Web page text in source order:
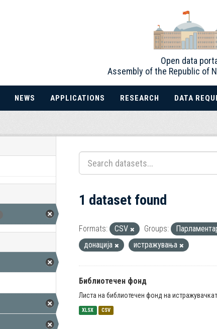
Open data
Assembly of the Republic of
NEWS APPLICATIONS RESEARCH DATA
1 dataset found
Formats: CSV Groups:
донација
истражувања
Библиотечен фонд
Листа на библиотечен фонд на
XLSX CSV